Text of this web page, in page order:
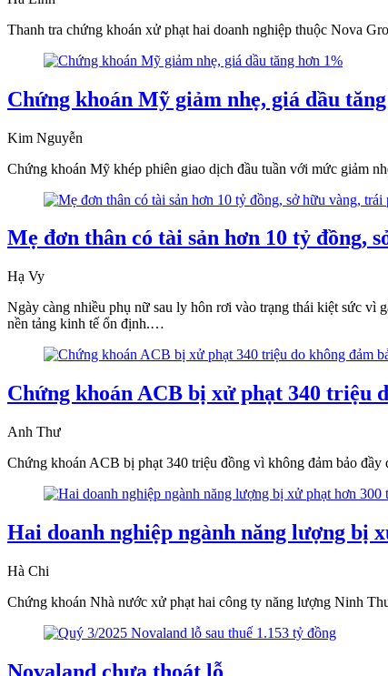
Thanh tra chứng khoán xử phạt hai doanh nghiệp thuộc Nova
Chứng khoán Mỹ giảm nhẹ, giá dầu
Kim Nguyễn
Chứng khoán Mỹ khép phiên giao dịch đầu tuần với mức giảm
Mẹ đơn thân có tài sản hơn 10 tỷ đồng,
Hạ Vy
Ngày càng nhiều phụ nữ sau ly hôn rơi vào trạng thái kiệt sức vì
nền tảng kinh tế ổn định.…
Chứng khoán ACB bị xử phạt 340 triệu
Anh Thư
Chứng khoán ACB bị phạt 340 triệu đồng vì không đảm bảo
Hai doanh nghiệp ngành năng lượng bị
Hà Chi
Chứng khoán Nhà nước xử phạt hai công ty năng lượng Ninh